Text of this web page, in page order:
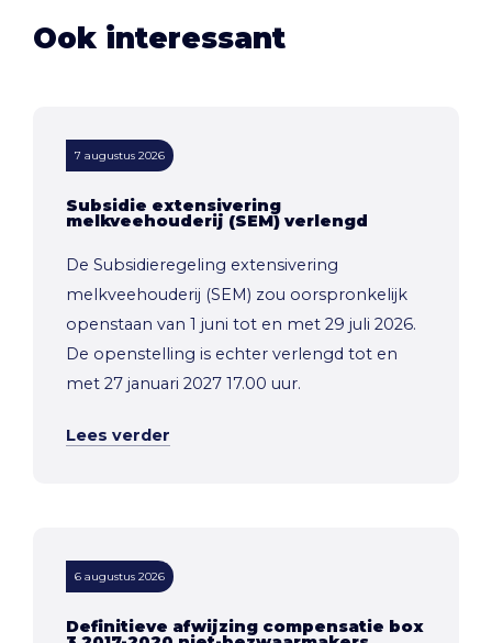
Ook interessant
7 augustus 2026
Subsidie extensivering
melkveehouderij (SEM) verlengd
De Subsidieregeling extensivering
melkveehouderij (SEM) zou oorspronkelijk
openstaan van 1 juni tot en met 29 juli 2026.
De openstelling is echter verlengd tot en
met 27 januari 2027 17.00 uur.
Lees verder
6 augustus 2026
Definitieve afwijzing compensatie box